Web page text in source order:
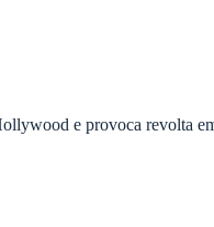
e provoca revolta